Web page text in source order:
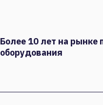
Более 10 лет на
оборудования